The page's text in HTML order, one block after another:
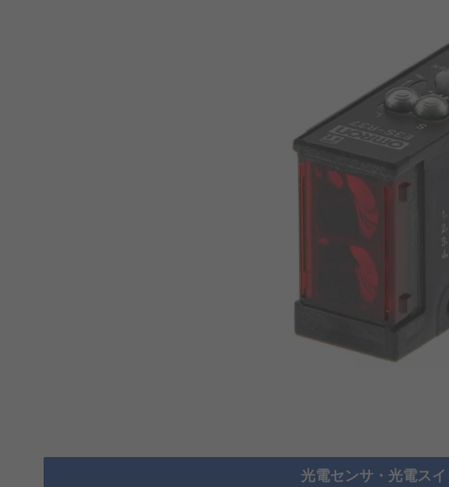
光電センサ・光電ス